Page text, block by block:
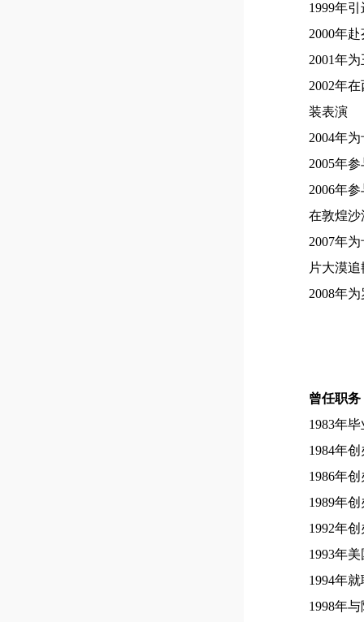
1999年
2000年
2001年
2002年
装表演
2004年
2005年
2006年
在敦煌
2007年
片大漠追
2008年
曾任职务
1983年
1984年
1986年
1989年
1992年
1993年
1994年
1998年